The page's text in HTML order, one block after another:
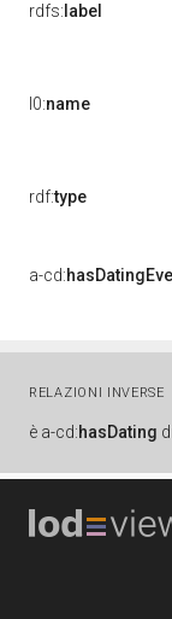
rdfs: label
l0:name
rdf:type
a-cd:
RELAZIONI INVERSE
è a-cd:hasDating di